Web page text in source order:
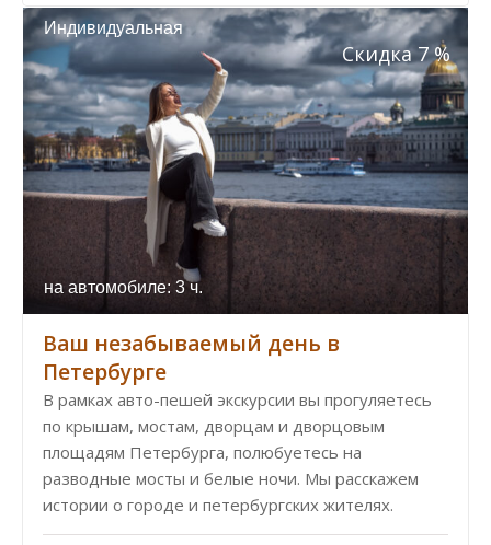
Индивидуальная
на автомобиле: 3 ч.
Скидка 7 %
Ваш незабываемый день в
Петербурге
В рамках авто-пешей экскурсии вы прогуляетесь
по крышам, мостам, дворцам и дворцовым
площадям Петербурга, полюбуетесь на
разводные мосты и белые ночи. Мы расскажем
истории о городе и петербургских жителях.